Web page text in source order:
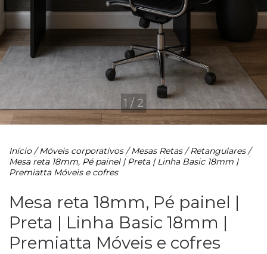
1 / 2
Início / Móveis corporativos / Mesas Retas / Retangulares /
Mesa reta 18mm, Pé painel | Preta | Linha Basic 18mm |
Premiatta Móveis e cofres
Mesa reta 18mm, Pé painel |
Preta | Linha Basic 18mm |
Premiatta Móveis e cofres